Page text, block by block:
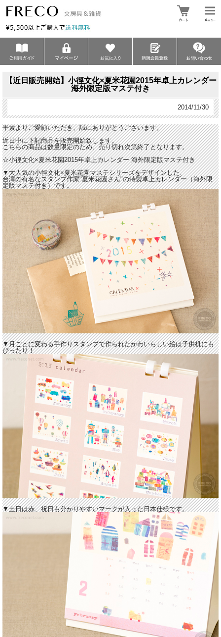
【近日販売開始】小徑文化×夏米花園2015年卓上カレンダー
海外限定版マステ付き
2014/11/30
平素よりご愛顧いただき、誠にありがとうございます。
近日中に下記商品を販売開始致します。
こちらの商品は数量限定のため、売り切れ次第終了となります。
☆小徑文化×夏米花園2015年卓上カレンダー 海外限定版マステ付き
▼大人気の小徑文化×夏米花園マステシリーズをデザインした、
台湾の有名なスタンプ作家"夏米花園さん"の特製卓上カレンダー（海外限
定版マステ付き）です。
▼月ごとに変わる手作りスタンプで作られたかわいらしい絵は子供机にも
ぴったり！
▼土日は赤、祝日も分かりやすいマークが入った日本仕様です。